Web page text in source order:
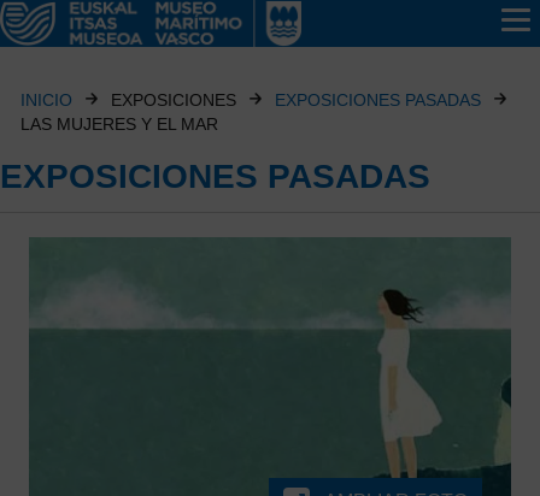
INICIO EXPOSICIONES
EXPOSICIONES PASADAS
LAS MUJERES Y EL MAR
EXPOSICIONES PASADAS